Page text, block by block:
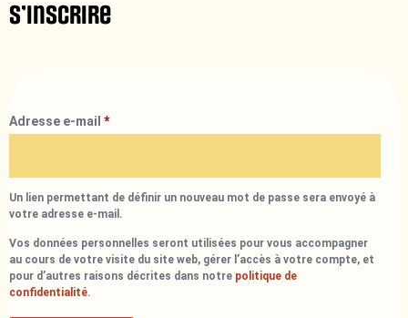
S’inscrire
Adresse e-mail *
Un lien permettant de définir un nouveau mot de passe sera envoyé à
votre adresse e-mail.
Vos données personnelles seront utilisées pour vous accompagner
au cours de votre visite du site web, gérer l’accès à votre compte, et
pour d’autres raisons décrites dans notre politique de
confidentialité.